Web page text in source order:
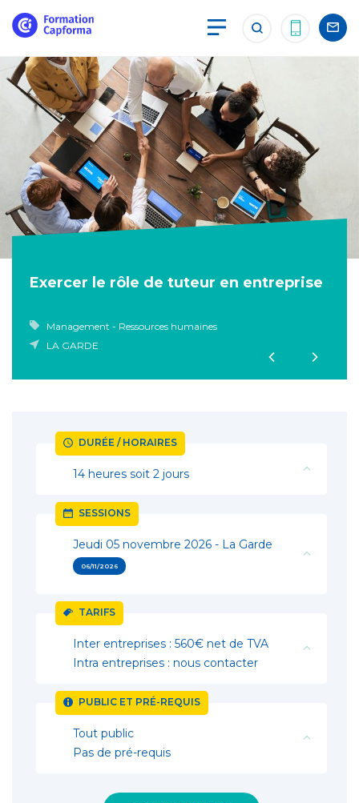
Exercer le rôle de tuteur en entreprise
Management - Ressources humaines
LA GARDE
DURÉE / HORAIRES
14 heures soit 2 jours
SESSIONS
Jeudi 05 novembre 2026 - La Garde
06/11/2026
TARIFS
Inter entreprises : 560€ net de TVA
Intra entreprises : nous contacter
PUBLIC ET PRÉ-REQUIS
Tout public
Pas de pré-requis